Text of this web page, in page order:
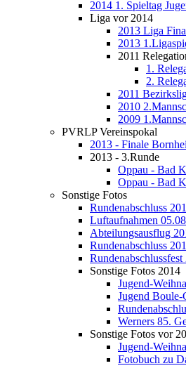
2014 1. Spieltag
Liga vor 2014
2013 Liga
2013
2011
1.
2.
2011
2010
2009
PVRLP Vereinspokal
2013 - Finale
2013 - 3.Runde
Oppau - Bad
Oppau - Bad
Sonstige Fotos
Rundenabschluss
Luftaufnahmen
Abteilungsausflug
Rundenabschluss
Rundenabschlussfest
Sonstige Fotos 2014
Jugend-
Jugend Boule-
Werners 85.
Sonstige Fotos vor
Jugend-
Fotobuch zu